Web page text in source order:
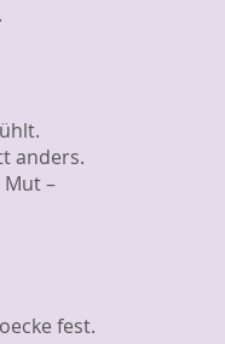
anders.
–
fest.